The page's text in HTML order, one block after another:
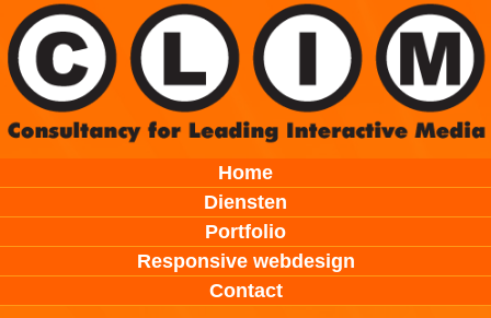
Home
Diensten
Portfolio
Responsive webdesign
Contact